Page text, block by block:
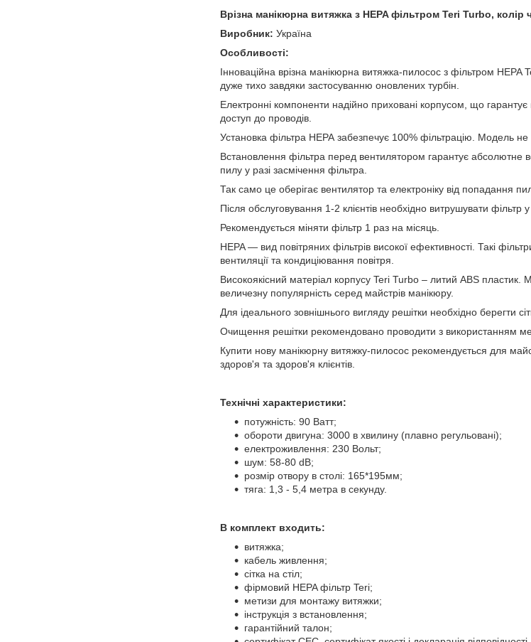
Врізна манікюрна витяжка з HEPA фільтром Teri Turbo, колір
Виробник: Україна
Особливості:
Інноваційна врізна манікюрна витяжка-пилосос з фільтром
дуже тихо завдяки застосуванню оновлених турбін.
Електронні компоненти надійно приховані корпусом, що
доступ до проводів.
Установка фільтра НЕРА забезпечує 100% фільтрацію. Модель
Встановлення фільтра перед вентилятором гарантує абсолютне
пилу у разі засмічення фільтра.
Так само це оберігає вентилятор та електроніку від попадання
Після обслуговування 1-2 клієнтів необхідно витрушувати фільтр
Рекомендується міняти фільтр 1 раз на місяць.
HEPA — вид повітряних фільтрів високої ефективності. Такі
вентиляції та кондиціювання повітря.
Високоякісний матеріал корпусу Teri Turbo – литий ABS пластик.
величезну популярність серед майстрів манікюру.
Для ідеального зовнішнього вигляду решітки необхідно берегти
Очищення решітки рекомендовано проводити з використанням
Купити нову манікюрну витяжку-пилосос рекомендується для
здоров'я та здоров'я клієнтів.
Технічні характеристики:
потужність: 90 Ватт;
обороти двигуна: 3000 в хвилину (плавно регульовані);
електроживлення: 230 Вольт;
шум: 58-80 dB;
розмір отвору в столі: 165*195мм;
тяга: 1,3 - 5,4 метра в секунду.
В комплект входить:
витяжка;
кабель живлення;
сітка на стіл;
фірмовий HEPA фільтр Teri;
метизи для монтажу витяжки;
інструкція з встановлення;
гарантійний талон;